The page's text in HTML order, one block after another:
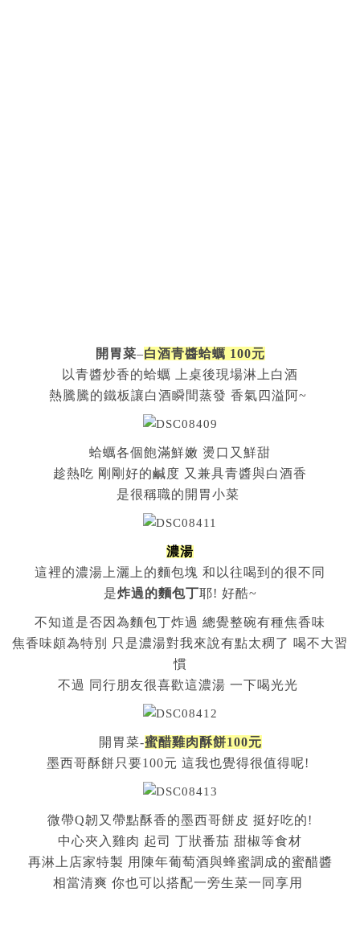
開胃菜–白酒青醬蛤蠣 100元
以青醬炒香的蛤蠣 上桌後現場淋上白酒
熱騰騰的鐵板讓白酒瞬間蒸發 香氣四溢阿~
蛤蠣各個飽滿鮮嫩 燙口又鮮甜
趁熱吃 剛剛好的鹹度 又兼具青醬與白酒香
是很稱職的開胃小菜
濃湯
這裡的濃湯上灑上的麵包塊 和以往喝到的很不同
是炸過的麵包丁耶! 好酷~
不知道是否因為麵包丁炸過 總覺整碗有種焦香味
焦香味頗為特別 只是濃湯對我來說有點太稠了 喝不大習
慣
不過 同行朋友很喜歡這濃湯 一下喝光光
開胃菜-蜜醋雞肉酥餅100元
墨西哥酥餅只要100元 這我也覺得很值得呢!
微帶Q韌又帶點酥香的墨西哥餅皮 挺好吃的!
中心夾入雞肉 起司 丁狀番茄 甜椒等食材
再淋上店家特製 用陳年葡萄酒與蜂蜜調成的蜜醋醬
相當清爽 你也可以搭配一旁生菜一同享用